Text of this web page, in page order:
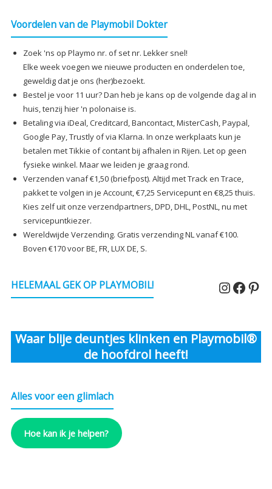
Voordelen van de Playmobil Dokter
Zoek 'ns op Playmo nr. of set nr. Lekker snel!
Elke week voegen we nieuwe producten en onderdelen toe,
geweldig dat je ons (her)bezoekt.
Bestel je voor 11 uur? Dan heb je kans op de volgende dag al in
huis, tenzij hier 'n polonaise is.
Betaling via iDeal, Creditcard, Bancontact, MisterCash, Paypal,
Google Pay, Trustly of via Klarna. In onze werkplaats kun je
betalen met Tikkie of contant bij afhalen in Rijen. Let op geen
fysieke winkel. Maar we leiden je graag rond.
Verzenden vanaf €1,50 (briefpost). Altijd met Track en Trace,
pakket te volgen in je Account, €7,25 Servicepunt en €8,25 thuis.
Kies zelf uit onze verzendpartners, DPD, DHL, PostNL, nu met
servicepuntkiezer.
Wereldwijde Verzending. Gratis verzending NL vanaf €100.
Boven €170 voor BE, FR, LUX DE, S.
HELEMAAL GEK OP PLAYMOBIL!
Waar blije deuntjes klinken en Playmobil®
de hoofdrol heeft!
Alles voor een glimlach
Hoe kan ik je helpen?